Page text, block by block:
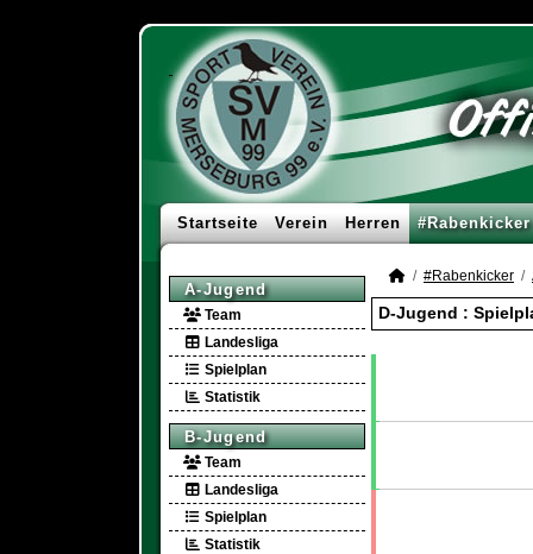
Startseite Verein Herren #Rabenkicker
A-Jugend
Team
Landesliga
Spielplan
Statistik
B-Jugend
Team
Landesliga
Spielplan
Statistik
#Rabenkicker
D-Jugend :